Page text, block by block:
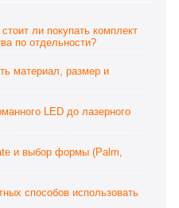
ли покупать комплект
по отдельности?
материал, размер и
LED до лазерного
и выбор формы (Palm,
способов использовать